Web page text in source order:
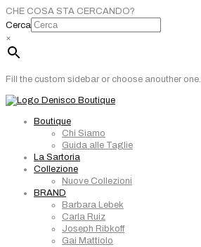
CHE COSA STA CERCANDO?
Cerca
×
Fill the custom sidebar or choose anouther one.
Boutique
Chi Siamo
Guida alle Taglie
La Sartoria
Collezione
Nuove Collezioni
BRAND
Barbara Lebek
Carla Ruiz
Joseph Ribkoff
Gai Mattiolo